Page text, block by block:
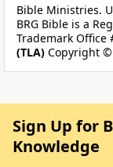
Bible Ministries.
BRG Bible is a
Trademark Office
(TLA) Copyright ©
Sign Up for
Knowledge